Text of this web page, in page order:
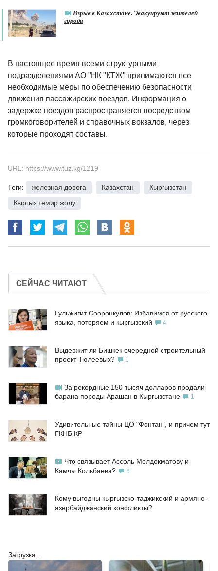
Взрыв в Казахстане. Эвакуируют жителей
города
В настоящее время всеми структурными
подразделениями АО "НК "КТЖ" принимаются все
необходимые меры по обеспечению безопасности
движения пассажирских поездов. Информация о
задержке поездов распространяется посредством
громкоговорителей и справочных вокзалов, через
которые проходят составы.
URL: https://www.tuz.kg/1219
Теги: железная дорога Казахстан Кыргызстан
Кыргыз темир жолу
СЕЙЧАС ЧИТАЮТ
Гульжигит Сооронкулов: Избавимся от русского
языка, потеряем и кыргызский
4
Выдержит ли Бишкек очередной строительный
проект Тюлеевых?
1
За рекордные 150 тысяч долларов продали
барана породы Арашан в Кыргызстане
1
Удивительные тайны ЦО "Фонтан", и причем тут
ГКНБ КР
Что связывает Ассоль Молдокматову и
Камчы Кольбаева?
6
Кому выгодны кыргызско-таджикский и армяно-
азербайджанский конфликты?
Загрузка...